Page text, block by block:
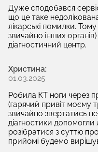
Дуже сподобався
що це таке
лікарські помилки.
звичайно інших
діагностичний центр.
Христина:
01.03.2025
Робила КТ ноги через
(гарячий привіт моєму
звичайно звертатись
діагностики допомогли
розібратися з суттю
прийомі будемо